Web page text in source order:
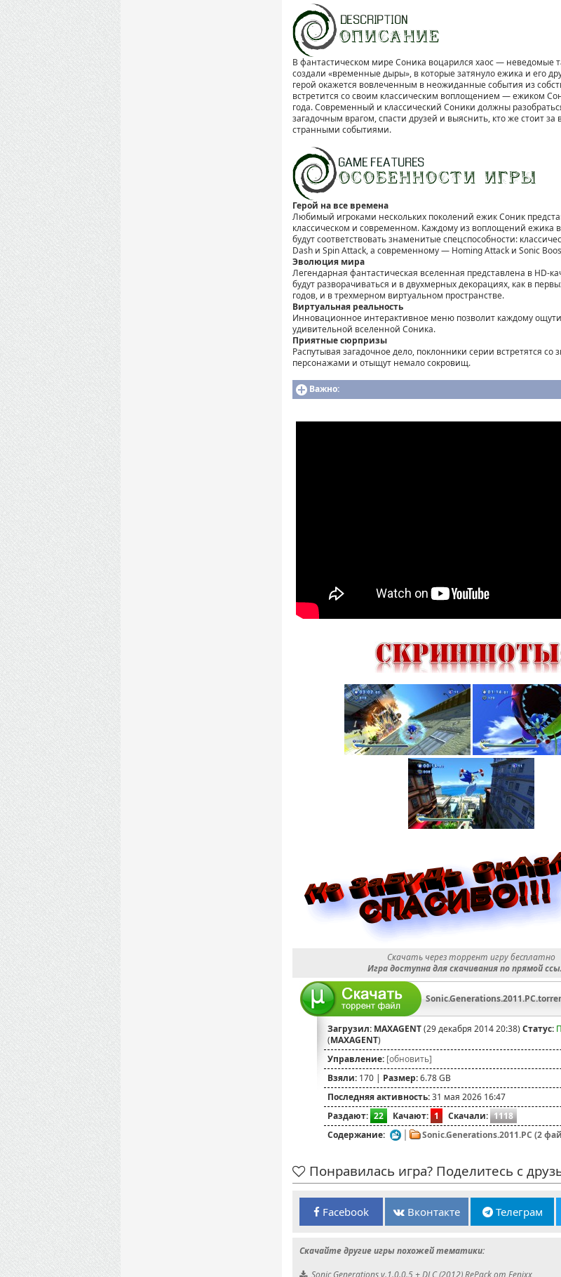
В фантастическом мире Соника воцарился хаос — неведомые
создали «временные дыры», в которые затянуло ежика и его
герой окажется вовлеченным в неожиданные события из
встретится со своим классическим воплощением — ежиком
года. Современный и классический Соники должны
загадочным врагом, спасти друзей и выяснить, кто же стоит за
странными событиями.
Герой на все времена
Любимый игроками нескольких поколений ежик Соник
классическом и современном. Каждому из воплощений ежика
будут соответствовать знаменитые спецспособности:
Dash и Spin Attack, а современному — Homing Attack и Sonic
Эволюция мира
Легендарная фантастическая вселенная представлена в HD-
будут разворачиваться и в двухмерных декорациях, как в
годов, и в трехмерном виртуальном пространстве.
Виртуальная реальность
Инновационное интерактивное меню позволит каждому
удивительной вселенной Соника.
Приятные сюрпризы
Распутывая загадочное дело, поклонники серии встретятся
персонажами и отыщут немало сокровищ.
Важно:
Скачать через торрент игру бесплатно
Игра доступна для скачивания по прямой
Загрузил: MAXAGENT(29 декабря 2014 20:38) Статус:
(MAXAGENT)
Управление: [обновить]
Взяли: 170 | Размер:6.78 GB
Последняя активность:31 мая 2026 16:47
Раздают: 22 Качают: 1 Скачали: 1118
Содержание:
Sonic.Generations.2011.PC (2
Понравилась игра? Поделитесь с
Facebook Вконтакте Телеграм
Скачайте другие игры похожей тематики:
Sonic Generations v.1.0.0.5 + DLC (2012) RePack от Fenixx